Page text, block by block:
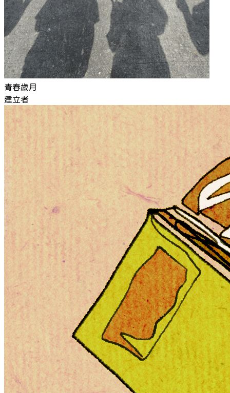
青春歲月
建立者